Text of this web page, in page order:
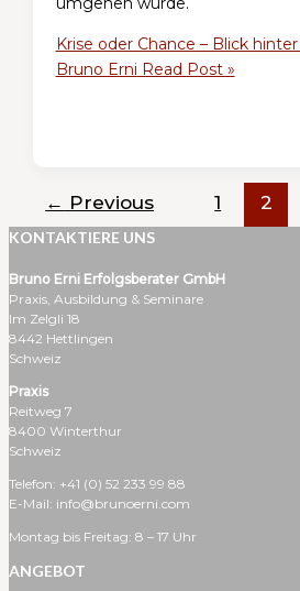
Krise oder Chance – Blick
Bruno Erni Read Post »
← Previous 1 2
KONTAKTIERE UNS
Bruno Erni Erfolgsberater GmbH
Praxis, Ausbildung & Seminare
Im Zelgli 18
8442 Hettlingen
Schweiz
Praxis
Reitweg 7
8400 Winterthur
Schweiz
Telefon: +41 (0) 52 233 99 88
E-Mail: info@brunoerni.com
Montag bis Freitag: 8 – 17 Uhr
ANGEBOT